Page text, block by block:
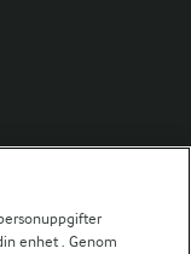
enhet . Genom